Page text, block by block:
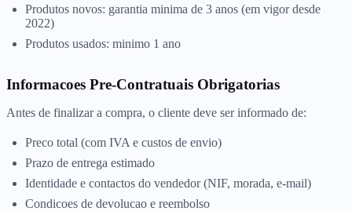
Produtos novos: garantia minima de 3 anos (em vigor desde
2022)
Produtos usados: minimo 1 ano
Informacoes Pre-Contratuais Obrigatorias
Antes de finalizar a compra, o cliente deve ser informado de:
Preco total (com IVA e custos de envio)
Prazo de entrega estimado
Identidade e contactos do vendedor (NIF, morada, e-mail)
Condicoes de devolucao e reembolso